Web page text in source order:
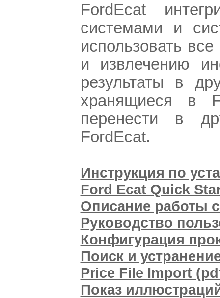
FordEcat
системами и
использовать
и извлечению
результаты в
хранящиеся в
перенести в
FordEcat.
Инструкция по
Ford Ecat Quick
Описание работы
Руководство
Конфигурация
Поиск и
Price File Import
Показ